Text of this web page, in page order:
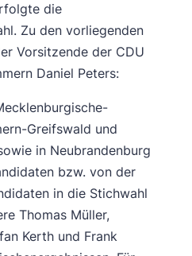
die
Zu den vorliegenden
Vorsitzende der CDU
Daniel Peters:
Greifswald und
in Neubrandenburg
bzw. von der
in die Stichwahl
Thomas Müller,
Kerth und Frank